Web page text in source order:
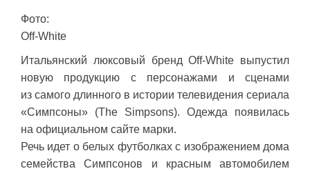
Фото:
Off-White
Итальянский люксовый бренд Off-White выпустил
новую продукцию c персонажами и сценами
из самого длинного в истории телевидения сериала
«Симпсоны» (The Simpsons). Одежда появилась
на официальном сайте марки.
Речь идет о белых футболках с изображением дома
семейства Симпсонов и красным автомобилем